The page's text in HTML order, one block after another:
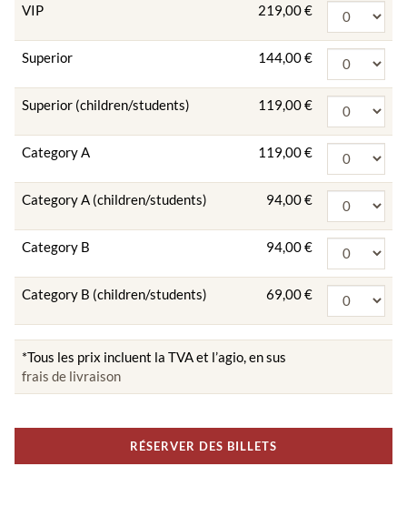
VIP 219,00 €
Superior 144,00 €
Superior (children/students) 119,00 €
Category A 119,00 €
Category A (children/students) 94,00 €
Category B 94,00 €
Category B (children/students) 69,00 €
*Tous les prix incluent la TVA et l’agio, en sus
frais de livraison
RÉSERVER DES BILLETS